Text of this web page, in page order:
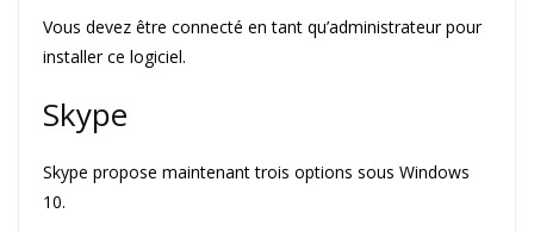
Vous devez être connecté en tant qu’administrateur pour
installer ce logiciel.
Skype
Skype propose maintenant trois options sous Windows
10.